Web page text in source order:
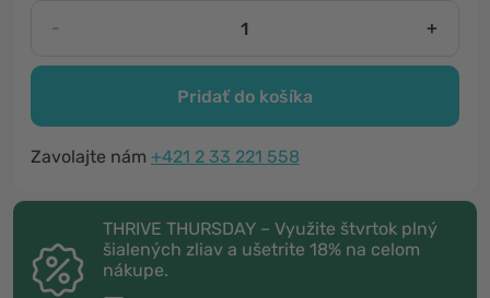
- +
Pridať do košíka
Zavolajte nám +421 2 33 221 558
THRIVE THURSDAY – Využite štvrtok plný
šialených zliav a ušetrite 18% na celom
nákupe.